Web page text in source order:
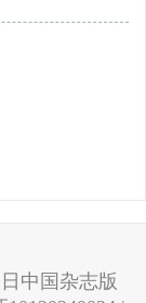
中国杂志版